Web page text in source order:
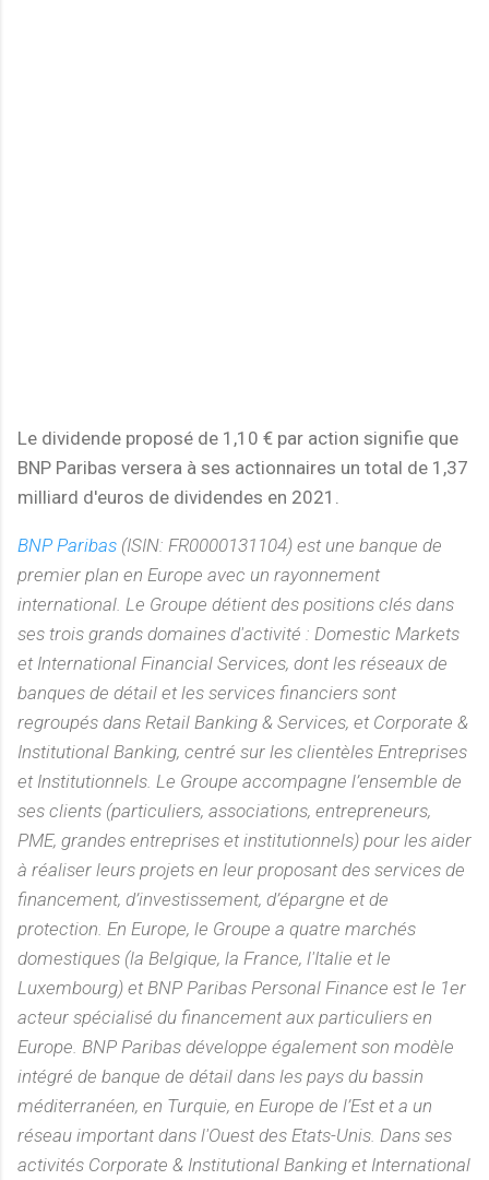
Le dividende proposé de 1,10 € par action signifie que
BNP Paribas versera à ses actionnaires un total de 1,37
milliard d'euros de dividendes en 2021.
BNP Paribas (ISIN: FR0000131104) est une banque de
premier plan en Europe avec un rayonnement
international. Le Groupe détient des positions clés dans
ses trois grands domaines d'activité : Domestic Markets
et International Financial Services, dont les réseaux de
banques de détail et les services financiers sont
regroupés dans Retail Banking & Services, et Corporate &
Institutional Banking, centré sur les clientèles Entreprises
et Institutionnels. Le Groupe accompagne l’ensemble de
ses clients (particuliers, associations, entrepreneurs,
PME, grandes entreprises et institutionnels) pour les aider
à réaliser leurs projets en leur proposant des services de
financement, d’investissement, d’épargne et de
protection. En Europe, le Groupe a quatre marchés
domestiques (la Belgique, la France, l'Italie et le
Luxembourg) et BNP Paribas Personal Finance est le 1er
acteur spécialisé du financement aux particuliers en
Europe. BNP Paribas développe également son modèle
intégré de banque de détail dans les pays du bassin
méditerranéen, en Turquie, en Europe de l’Est et a un
réseau important dans l'Ouest des Etats-Unis. Dans ses
activités Corporate & Institutional Banking et International